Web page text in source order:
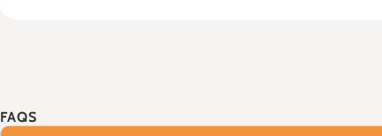
FAQS